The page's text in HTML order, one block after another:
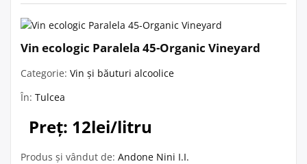
Vin ecologic Paralela 45-Organic Vineyard
Categorie: Vin și băuturi alcoolice
În: Tulcea
Preț: 12lei/litru
Produs și vândut de: Andone Nini I.I.